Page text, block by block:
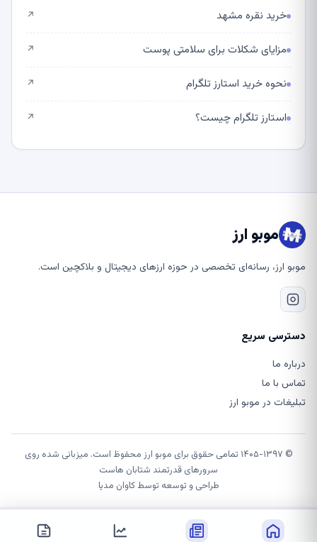
خرید نقره مشهد ↗
مزایای شکلات برای سلامتی پوست ↗
نحوه خرید استارز تلگرام ↗
استارز تلگرام چیست؟ ↗
موبو ارز
موبو ارز، رسانه‌ای تخصصی در حوزه ارزهای دیجیتال و بلاکچین است.
دسترسی سریع
درباره ما
تماس با ما
تبلیغات در موبو ارز
© ۱۴۰۵-۱۳۹۷ تمامی حقوق برای موبو ارز محفوظ است. میزبانی شده روی
سرورهای قدرتمند شتابان هاست
طراحی و توسعه توسطکاوان مدیا